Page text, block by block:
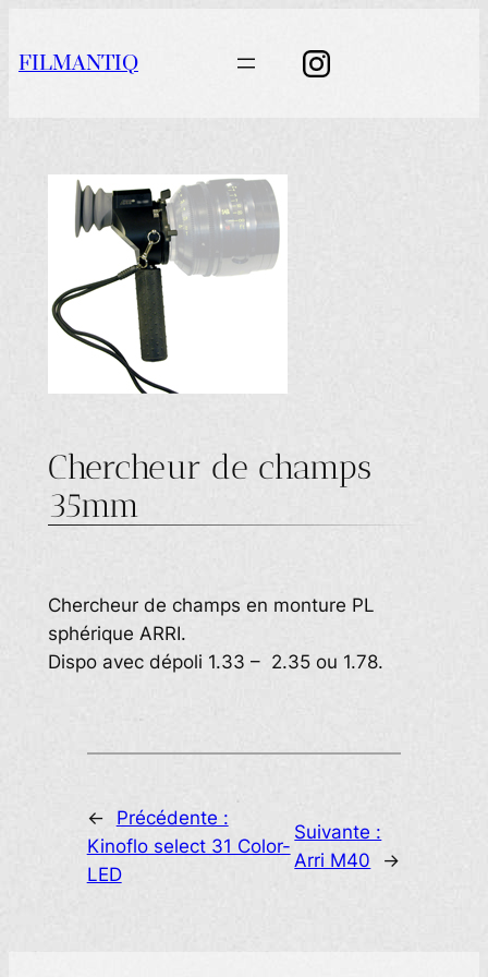
au
contenu
FILMANTIQ
Chercheur de champs
35mm
Chercheur de champs en monture PL
sphérique ARRI.
Dispo avec dépoli 1.33 – 2.35 ou 1.78.
←
Précédente :
Kinoflo select 31 Color-
LED
Suivante :
Arri M40
→